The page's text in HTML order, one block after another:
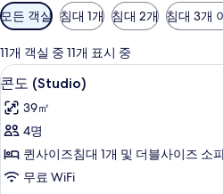
객
실
에
사
용
가
능
한
터
모든 객실 침대 1개 침대 2개 침대 3개
11개 객실 중 11개 표시 중
콘
도
(Studio)
사
진
모
콘
8
콘도 (Studio)
39㎡
4명
퀸사이즈침대 1개 및 더블사이즈 소
무료 WiFi